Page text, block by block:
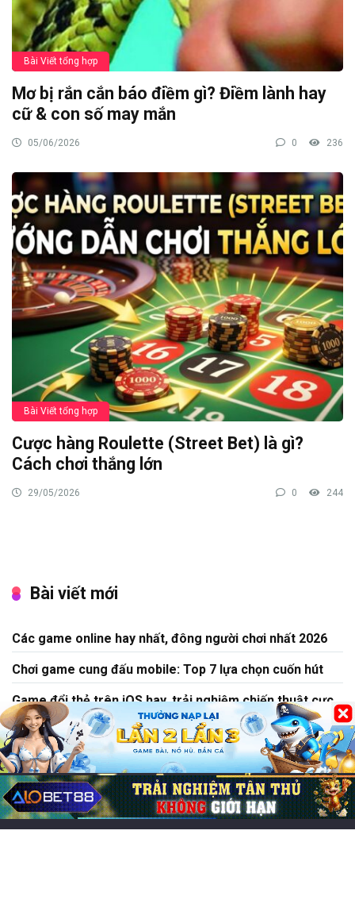
Bài Viết tổng hợp
Mơ bị rắn cắn báo điềm gì? Điềm lành hay
cữ & con số may mắn
05/06/2026 0 236
Bài Viết tổng hợp
Cược hàng Roulette (Street Bet) là gì?
Cách chơi thắng lớn
29/05/2026 0 244
Bài viết mới
Các game online hay nhất, đông người chơi nhất 2026
Chơi game cung đấu mobile: Top 7 lựa chọn cuốn hút
Game đổi thẻ trên iOS hay, trải nghiệm chiến thuật cực
cuốn
Chơi game CF Mobile: Làm chủ chiến trường Crossfire
Legends
Mo thấy nấm mồ đánh lô đề con gì? Điềm báo lành hay
dữ?